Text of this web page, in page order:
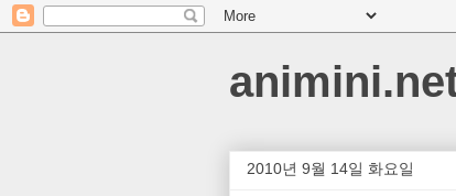
2010년 9월 14일 화요일